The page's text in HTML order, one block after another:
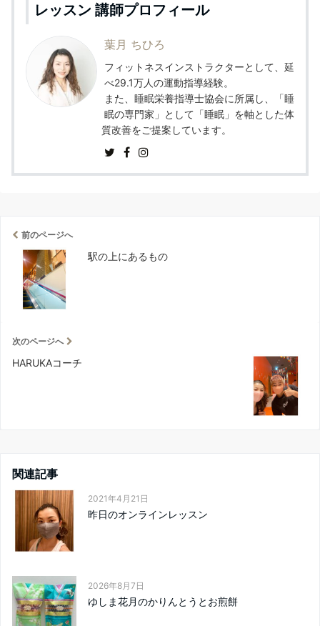
レッスン 講師プロフィール
葉月 ちひろ
フィットネスインストラクターとして、延
べ29.1万人の運動指導経験。
また、睡眠栄養指導士協会に所属し、「睡
眠の専門家」として「睡眠」を軸とした体
質改善をご提案しています。
前のページへ
駅の上にあるもの
次のページへ
HARUKAコーチ
関連記事
2021年4月21日
昨日のオンラインレッスン
2026年8月7日
ゆしま花月のかりんとうとお煎餅